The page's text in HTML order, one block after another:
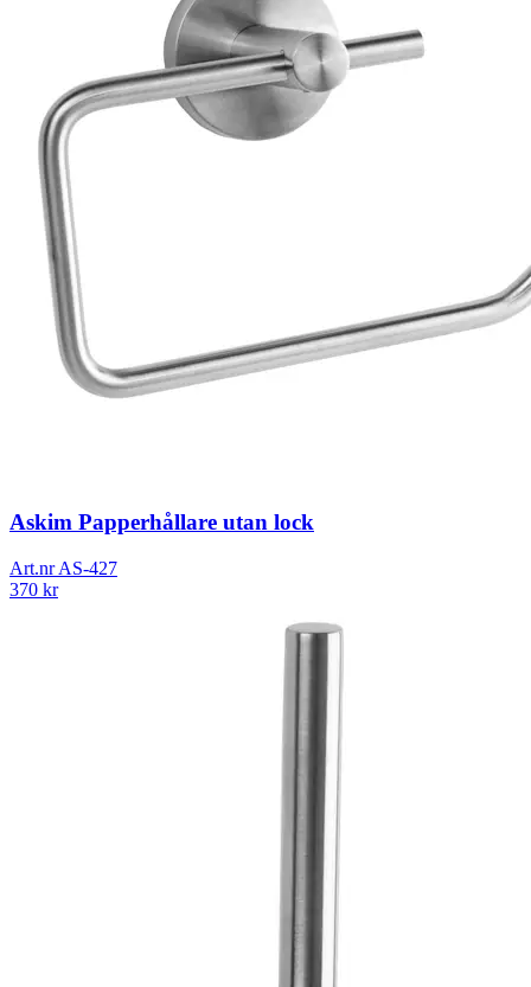
Askim Papperhållare utan lock
Art.nrAS-427
370 kr